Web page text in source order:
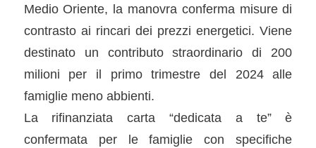
Medio Oriente, la manovra conferma misure di
contrasto ai rincari dei prezzi energetici. Viene
destinato un contributo straordinario di 200
milioni per il primo trimestre del 2024 alle
famiglie meno abbienti.
La rifinanziata carta “dedicata a te” è
confermata per le famiglie con specifiche